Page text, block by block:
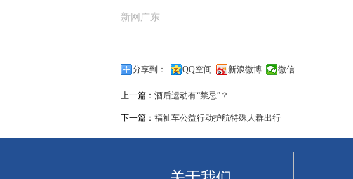
新网广东
分享到： QQ空间 新浪微博 微信
上一篇： 酒后运动有“禁忌”？
下一篇： 福祉车公益行动护航特殊人群出行